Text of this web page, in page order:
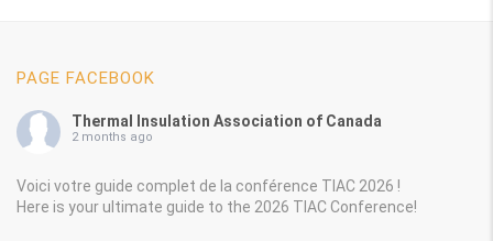
PAGE FACEBOOK
Thermal Insulation Association of Canada
2 months ago
Voici votre guide complet de la conférence TIAC 2026 !
Here is your ultimate guide to the 2026 TIAC Conference!